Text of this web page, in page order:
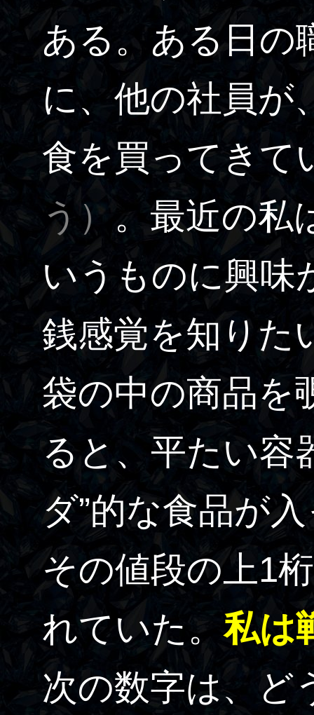
ある。ある日の
に、他の社員が
食を買ってきて
う） 。最近の私
いうものに興味
銭感覚を知りた
袋の中の商品を
ると、平たい容
ダ”的な食品が
その値段の上1
れていた。私は
次の数字は、ど